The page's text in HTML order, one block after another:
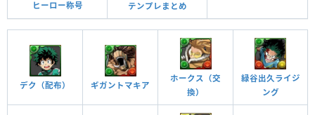
ヒーロー称号 テンプレまとめ
デク（配布） ギガントマキア
ホークス（交
換）
緑谷出久ライジ
ング